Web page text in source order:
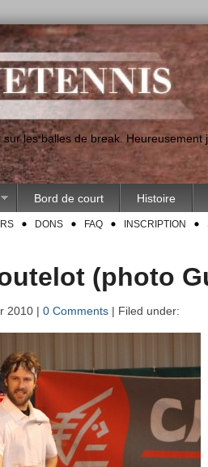
les balles de break.
Bord de court Histoire
DONS FAQ INSCRIPTION
(photo
2010 | 0 Comments | Filed under: